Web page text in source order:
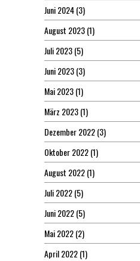
Juni 2024(3)
August 2023(1)
Juli 2023(5)
Juni 2023(3)
Mai 2023(1)
März 2023(1)
Dezember 2022(3)
Oktober 2022(1)
August 2022(1)
Juli 2022(5)
Juni 2022(5)
Mai 2022(2)
April 2022(1)